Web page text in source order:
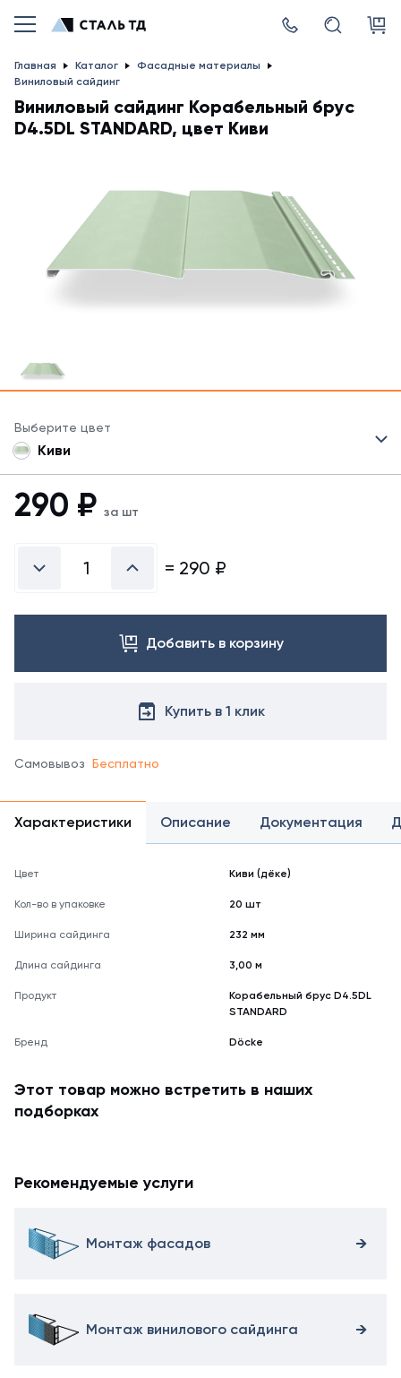
Главная Каталог
Фасадные материалы
Виниловый сайдинг
Виниловый сайдинг Корабельный брус
D4.5DL STANDARD, цвет Киви
Выберите цвет
Киви
290 ₽ за шт
= 290 ₽
Добавить в корзину
Купить в 1 клик
Самовывоз Бесплатно
Характеристики Описание Документация
Цвет Киви (дёке)
Кол-во в упаковке 20 шт
Ширина сайдинга 232 мм
Длина сайдинга 3,00 м
Продукт
Корабельный брус D4.5DL
STANDARD
Бренд Döcke
Этот товар можно встретить в наших
подборках
Рекомендуемые услуги
Монтаж фасадов
Монтаж винилового сайдинга